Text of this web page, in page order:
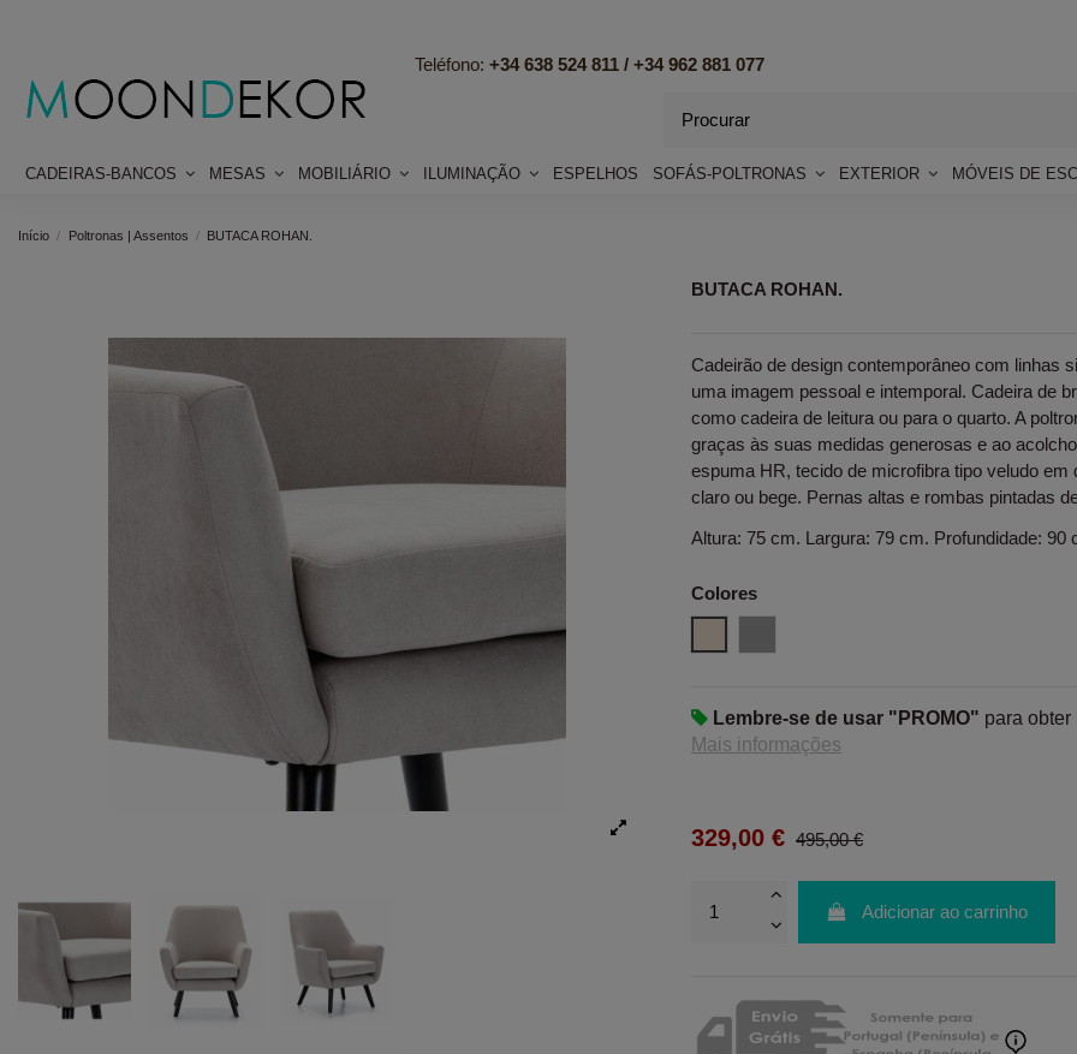
Teléfono: +34 638 524 811 / +34 962 881 077
CADEIRAS-BANCOS MESAS MOBILIÁRIO ILUMINAÇÃO ESPELHOS SOFÁS-POLTRONAS EXTERIOR MÓVEIS DE
Início Poltronas | Assentos BUTACA ROHAN.
BUTACA ROHAN.
Cadeirão de design contemporâneo com linhas
uma imagem pessoal e intemporal. Cadeira de
como cadeira de leitura ou para o quarto. A
graças às suas medidas generosas e ao
espuma HR, tecido de microfibra tipo veludo
claro ou bege. Pernas altas e rombas pintadas
Altura: 75 cm. Largura: 79 cm. Profundidade: 90
Colores
Lembre-se de usar "PROMO" para obter
Mais informações
329,00 € 495,00 €
Adicionar ao carrinho